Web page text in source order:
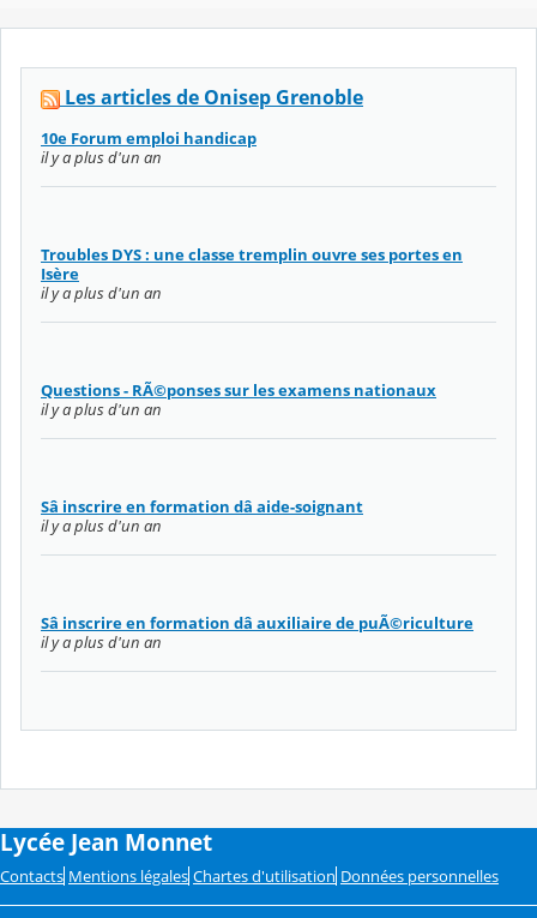
Les articles de Onisep Grenoble
10e Forum emploi handicap
il y a plus d'un an
Troubles DYS : une classe tremplin ouvre ses portes en
Isère
il y a plus d'un an
Questions - RÃ©ponses sur les examens nationaux
il y a plus d'un an
Sâ inscrire en formation dâ aide-soignant
il y a plus d'un an
Sâ inscrire en formation dâ auxiliaire de puÃ©riculture
il y a plus d'un an
Lycée Jean Monnet
Contacts Mentions légales Chartes d'utilisation Données personnelles